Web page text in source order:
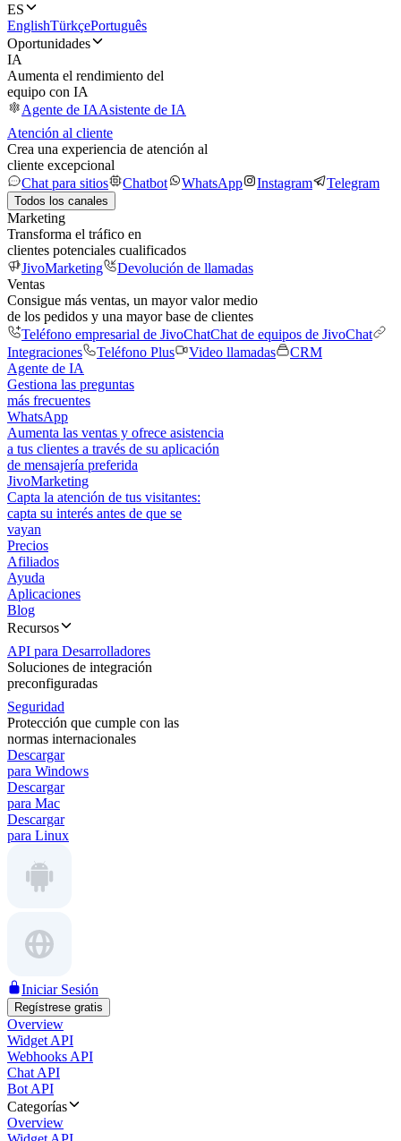
ES
EnglishTürkçePortuguês
Oportunidades
IA
Aumenta el rendimiento del
equipo con IA
Agente de IAAsistente de IA
Atención al cliente
Crea una experiencia de atención al
cliente excepcional
Chat para sitios
Chatbot WhatsApp Instagram Telegram
Todos los canales
Marketing
Transforma el tráfico en
clientes potenciales cualificados
JivoMarketing
Devolución de llamadas
Ventas
Consigue más ventas, un mayor valor medio
de los pedidos y una mayor base de clientes
Teléfono empresarial de JivoChatChat de equipos de JivoChat
Integraciones
Teléfono Plus Video llamadas
CRM
Agente de IA
Gestiona las preguntas
más frecuentes
WhatsApp
Aumenta las ventas y ofrece asistencia
a tus clientes a través de su aplicación
de mensajería preferida
JivoMarketing
Capta la atención de tus visitantes:
capta su interés antes de que se
vayan
Precios
Afiliados
Ayuda
Aplicaciones
Blog
Recursos
API para Desarrolladores
Soluciones de integración
preconfiguradas
Seguridad
Protección que cumple con las
normas internacionales
Descargar
para Windows
Descargar
para Mac
Descargar
para Linux
Iniciar Sesión
Regístrese gratis
Overview
Widget API
Webhooks API
Chat API
Bot API
Categorías
Overview